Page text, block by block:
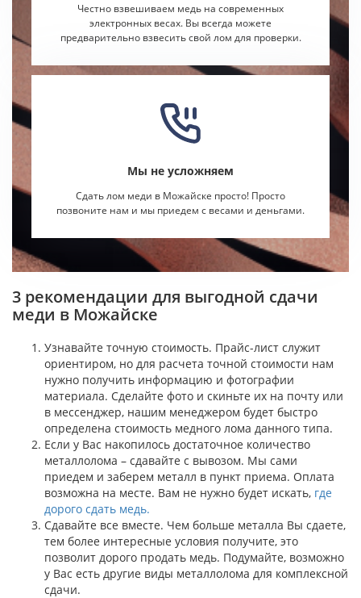
Честно взвешиваем медь на современных
электронных весах. Вы всегда можете
предварительно взвесить свой лом для проверки.
Мы не усложняем
Сдать лом меди в Можайске просто! Просто
позвоните нам и мы приедем с весами и деньгами.
3 рекомендации для выгодной сдачи
меди в Можайске
Узнавайте точную стоимость. Прайс-лист служит
ориентиром, но для расчета точной стоимости нам
нужно получить информацию и фотографии
материала. Сделайте фото и скиньте их на почту или
в мессенджер, нашим менеджером будет быстро
определена стоимость медного лома данного типа.
Если у Вас накопилось достаточное количество
металлолома – сдавайте с вывозом. Мы сами
приедем и заберем металл в пункт приема. Оплата
возможна на месте. Вам не нужно будет искать, где
дорого сдать медь.
Сдавайте все вместе. Чем больше металла Вы сдаете,
тем более интересные условия получите, это
позволит дорого продать медь. Подумайте, возможно
у Вас есть другие виды металлолома для комплексной
сдачи.